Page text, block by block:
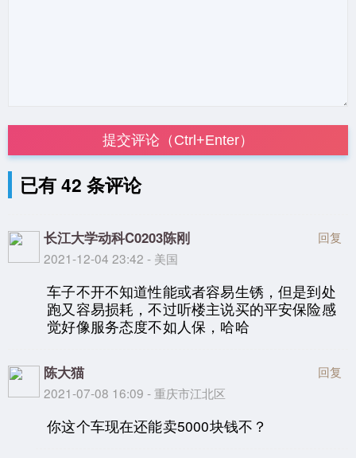
提交评论（Ctrl+Enter）
已有 42 条评论
长江大学动科C0203陈刚
2021-12-04 23:42 - 美国
回复
车子不开不知道性能或者容易生锈，但是到处
跑又容易损耗，不过听楼主说买的平安保险感
觉好像服务态度不如人保，哈哈
陈大猫
2021-07-08 16:09 - 重庆市江北区
回复
你这个车现在还能卖5000块钱不？